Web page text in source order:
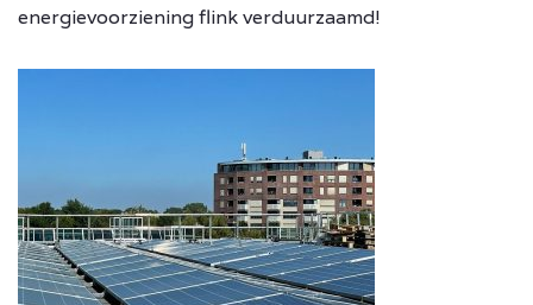
energievoorziening flink verduurzaamd!